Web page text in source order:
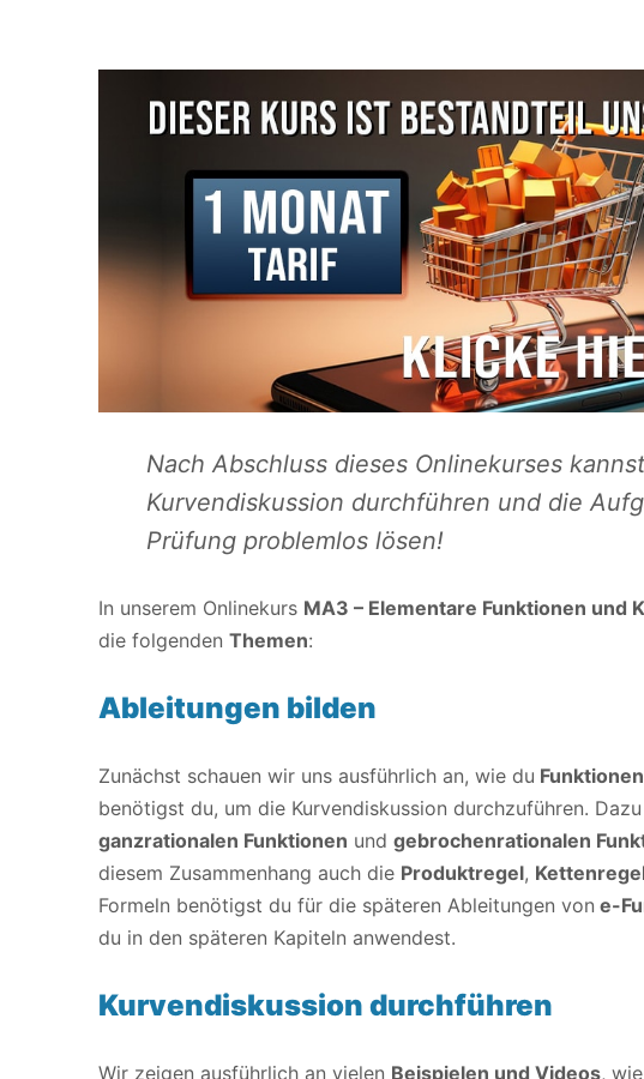
Nach Abschluss dieses Onlinekurses
Kurvendiskussion durchführen und die
Prüfung problemlos lösen!
In unserem Onlinekurs MA3 – Elementare Funktionen und
die folgenden Themen:
Ableitungen bilden
Zunächst schauen wir uns ausführlich an, wie du
benötigst du, um die Kurvendiskussion durchzuführen.
ganzrationalen Funktionen und gebrochenrationalen
diesem Zusammenhang auch die Produktregel,
Formeln benötigst du für die späteren Ableitungen von e-
du in den späteren Kapiteln anwendest.
Kurvendiskussion durchführen
Wir zeigen ausführlich an vielen Beispielen und Videos,